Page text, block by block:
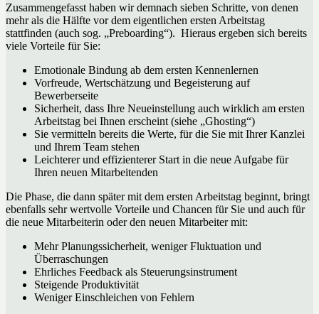
Zusammengefasst haben wir demnach sieben Schritte, von denen
mehr als die Hälfte vor dem eigentlichen ersten Arbeitstag
stattfinden (auch sog. „Preboarding“). Hieraus ergeben sich bereits
viele Vorteile für Sie:
Emotionale Bindung ab dem ersten Kennenlernen
Vorfreude, Wertschätzung und Begeisterung auf
Bewerberseite
Sicherheit, dass Ihre Neueinstellung auch wirklich am ersten
Arbeitstag bei Ihnen erscheint (siehe „Ghosting“)
Sie vermitteln bereits die Werte, für die Sie mit Ihrer Kanzlei
und Ihrem Team stehen
Leichterer und effizienterer Start in die neue Aufgabe für
Ihren neuen Mitarbeitenden
Die Phase, die dann später mit dem ersten Arbeitstag beginnt, bringt
ebenfalls sehr wertvolle Vorteile und Chancen für Sie und auch für
die neue Mitarbeiterin oder den neuen Mitarbeiter mit:
Mehr Planungssicherheit, weniger Fluktuation und
Überraschungen
Ehrliches Feedback als Steuerungsinstrument
Steigende Produktivität
Weniger Einschleichen von Fehlern